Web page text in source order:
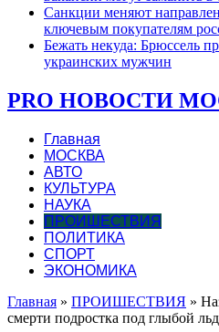
Санкции меняют
ключевым покупателям
Бежать некуда: Брюссель
украинских мужчин
PRO НОВОСТИ
Главная
МОСКВА
АВТО
КУЛЬТУРА
НАУКА
ПРОИШЕСТВИЯ
ПОЛИТИКА
СПОРТ
ЭКОНОМИКА
Главная » ПРОИШЕСТВИЯ »
смерти подростка под глыбой